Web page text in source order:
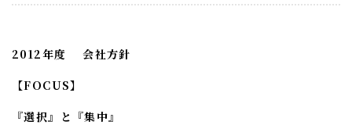
2012年度 会社方針
【FOCUS】
『選択』と『集中』